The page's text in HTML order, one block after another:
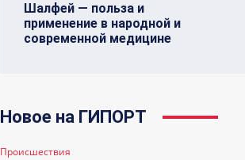
Шалфей — польза и
применение в народной и
современной медицине
Новое на ГИПОРТ
Происшествия